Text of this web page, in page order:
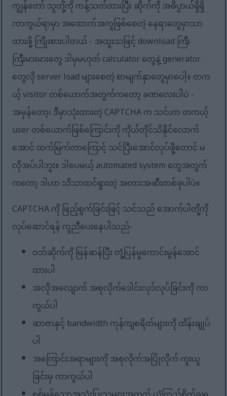
ကျွန်တော် သူတို့ကို ကန့်သတ်ထားပြီး ဆိုက်ကို အဓိပ္ပာယ်ရှိရှိ
ကာကွယ်ရာမှာ အထောက်အကူဖြစ်စေတဲ့ နေရာတွေမှာသာ
ထားဖို့ ကြိုးစားပါတယ် - အထူးသဖြင့် download ကြီး
ကြီးမားမားတွေ ဒါမှမဟုတ် calculator တွေနဲ့ generator
တွေလို server load များစေတဲ့ စာမျက်နှာတွေမှာပေါ့။ တက
ယ့် visitor တစ်ယောက်အတွက်ကတော့ ခဏလေးပါပဲ -
အမှန်တော့၊ ဒီမှာသုံးထားတဲ့ CAPTCHA က သင်ဟာ တကယ့်
user တစ်ယောက်ဖြစ်ကြောင်းကို ကိုယ်တိုင်သိနိုင်လောက်
အောင် ထက်မြက်တာကြောင့် သင်ပြီးအောင်လုပ်ဖို့တောင် မ
လိုအပ်ပါဘူး။ ဒါပေမယ့် automated system တွေအတွက်
ကတော့ ဒါဟာ သိသာထင်ရှားတဲ့ အတားအဆီးတစ်ခုပါပဲ။
CAPTCHA ကို ဖြည့်စွက်ခြင်းဖြင့် သင်သည် အောက်ပါတို့ကို
လုပ်ဆောင်ရန် ကူညီပေးနေပါသည်-
ဝဘ်ဆိုက်ကို မြန်ဆန်ပြီး တုံ့ပြန်မှုကောင်းမွန်အောင်
ထားပါ
အလိုအလျောက် အစုလိုက်ဒေါင်းလုဒ်လုပ်ခြင်းကို ကာ
ကွယ်ပါ
ဆာဗာနှင့် bandwidth ကုန်ကျစရိတ်များကို ထိန်းချုပ်
ပါ
အကြောင်းအရာများကို အစုလိုက်အပြုံလိုက် ကူးယူ
ခြင်းမှ ကာကွယ်ပါ